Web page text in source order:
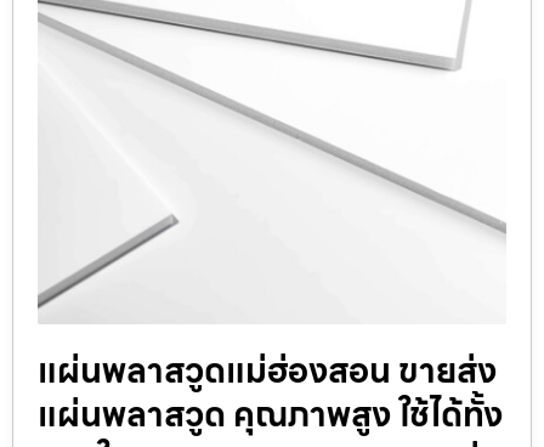
แผ่นพลาสวูดแม่ฮ่องสอน ขายส่ง
แผ่นพลาสวูด คุณภาพสูง ใช้ได้ทั้ง